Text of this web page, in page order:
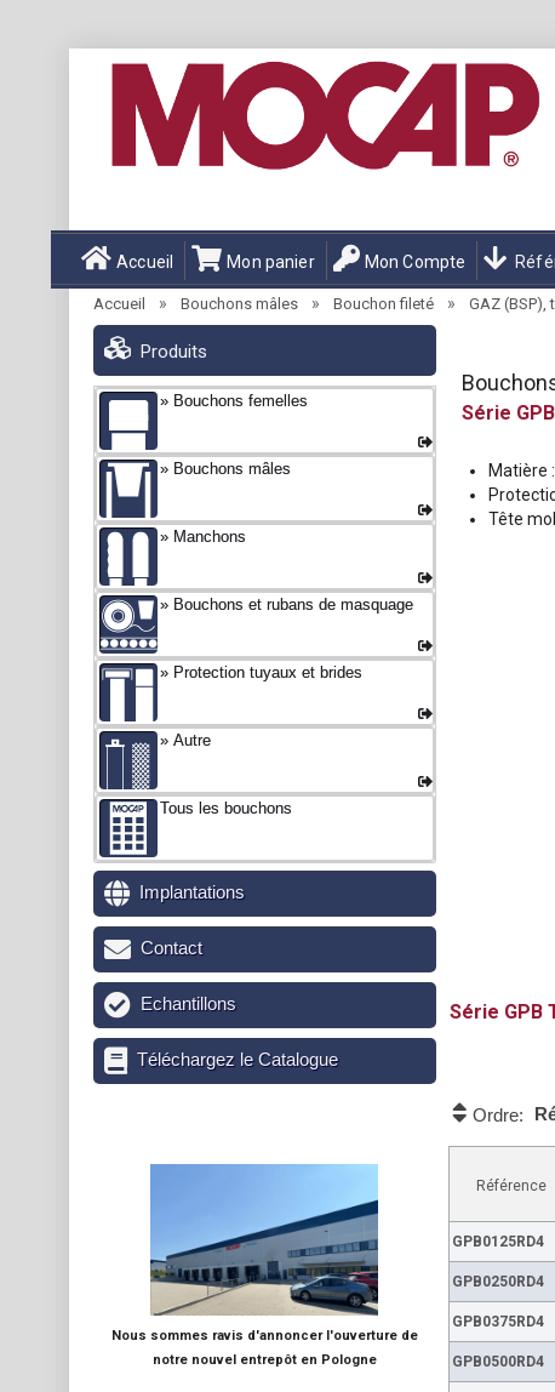
Accueil Mon panier Mon Compte
Accueil » Bouchons mâles » Bouchon fileté » GAZ (BSP),
GPB
Matière
Tête
GPB
Ordre:
Référence
GPB0125RD4
GPB0250RD4
GPB0375RD4
GPB0500RD4
Produits
Bouchons femelles
Bouchons mâles
Manchons
Bouchons et rubans de masquage
Protection tuyaux et brides
Autre
Tous les bouchons
Implantations
Contact
Echantillons
Téléchargez le Catalogue
Nous sommes ravis d'annoncer l'ouverture de
notre nouvel entrepôt en Pologne